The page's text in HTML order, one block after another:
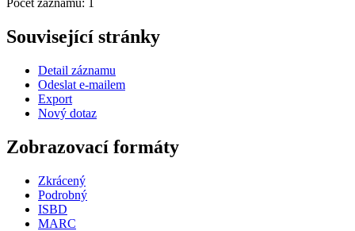
Související stránky
Detail záznamu
Odeslat e-mailem
Export
Nový dotaz
Zobrazovací formáty
Zkrácený
Podrobný
ISBD
MARC